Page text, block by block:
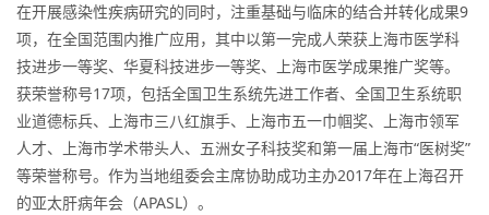
在开展感染性疾病研究的同时，注重基础与临床的结合并转化成果9
项，在全国范围内推广应用，其中以第一完成人荣获上海市医学科
技进步一等奖、华夏科技进步一等奖、上海市医学成果推广奖等。
获荣誉称号17项，包括全国卫生系统先进工作者、全国卫生系统职
业道德标兵、上海市三八红旗手、上海市五一巾帼奖、上海市领军
人才、上海市学术带头人、五洲女子科技奖和第一届上海市“医树奖”
等荣誉称号。作为当地组委会主席协助成功主办2017年在上海召开
的亚太肝病年会（APASL）。